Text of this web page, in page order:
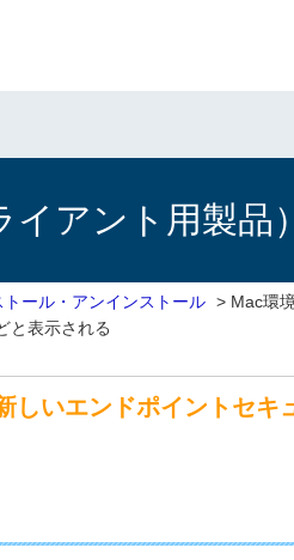
アント用製品
トール・アンインストール > Mac環
と表示される
いエンドポイントセキ